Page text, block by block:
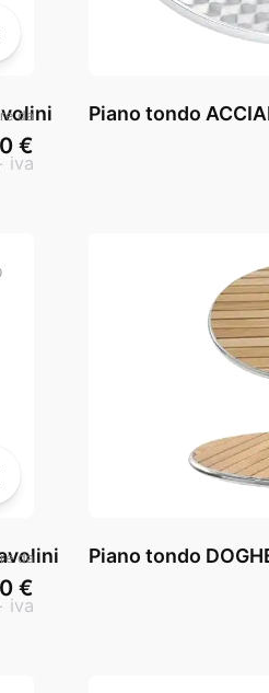
da
€
iva
Piano tondo
da
€
iva
Piano tondo